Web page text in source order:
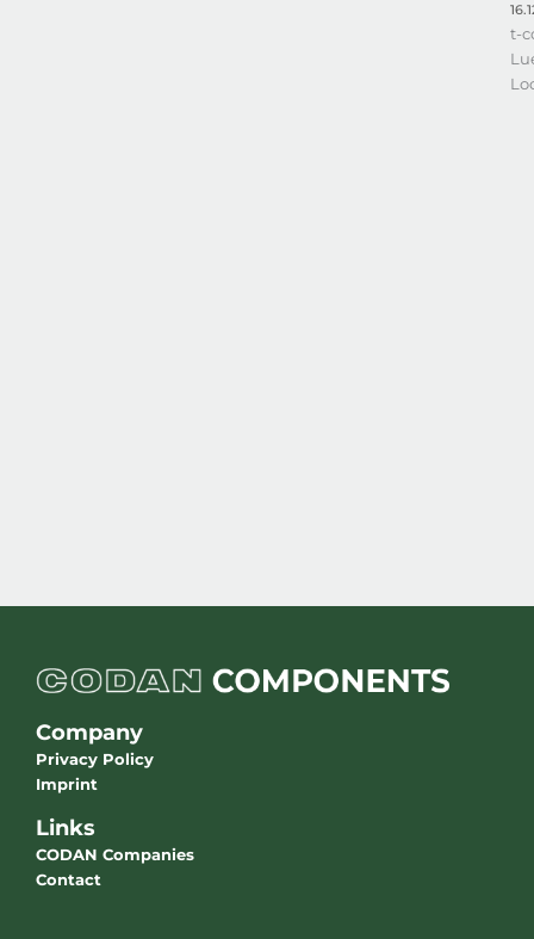
t-
Company
Privacy Policy
Imprint
Links
CODAN Companies
Contact